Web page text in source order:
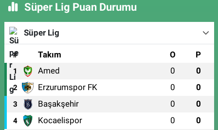
Süper Lig Puan Durumu
Süper Lig
# Takım O P
1 Amed 0 0
2 Erzurumspor FK 0 0
3 Başakşehir 0 0
4 Kocaelispor 0 0